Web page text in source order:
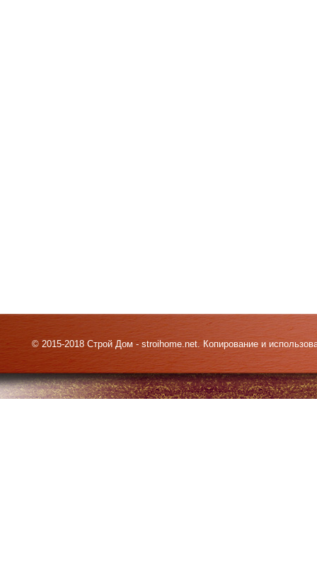
© 2015-2018 Строй Дом - stroihome.net. Копирование и